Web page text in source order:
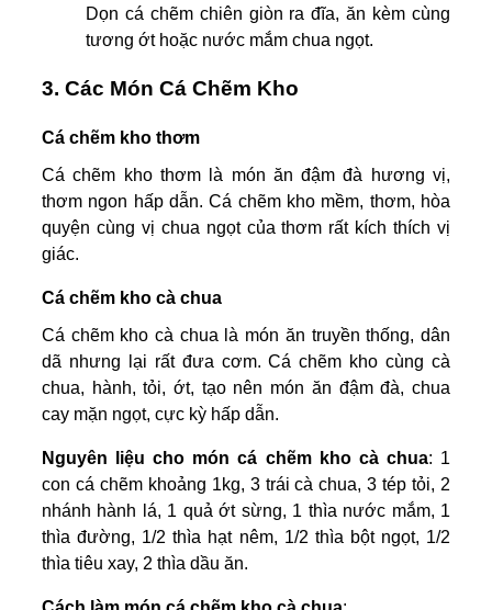
Dọn cá chẽm chiên giòn ra đĩa, ăn kèm cùng
tương ớt hoặc nước mắm chua ngọt.
3. Các Món Cá Chẽm Kho
Cá chẽm kho thơm
Cá chẽm kho thơm là món ăn đậm đà hương vị,
thơm ngon hấp dẫn. Cá chẽm kho mềm, thơm, hòa
quyện cùng vị chua ngọt của thơm rất kích thích vị
giác.
Cá chẽm kho cà chua
Cá chẽm kho cà chua là món ăn truyền thống, dân
dã nhưng lại rất đưa cơm. Cá chẽm kho cùng cà
chua, hành, tỏi, ớt, tạo nên món ăn đậm đà, chua
cay mặn ngọt, cực kỳ hấp dẫn.
Nguyên liệu cho món cá chẽm kho cà chua: 1
con cá chẽm khoảng 1kg, 3 trái cà chua, 3 tép tỏi, 2
nhánh hành lá, 1 quả ớt sừng, 1 thìa nước mắm, 1
thìa đường, 1/2 thìa hạt nêm, 1/2 thìa bột ngọt, 1/2
thìa tiêu xay, 2 thìa dầu ăn.